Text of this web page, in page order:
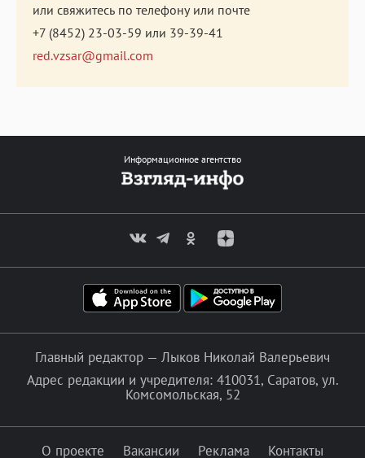
или свяжитесь по телефону или почте
+7 (8452) 23-03-59 или 39-39-41
red.vzsar@gmail.com
Информационное агентство
Главный редактор — Лыков Николай Валерьевич
Адрес редакции и учредителя: 410031, Саратов, ул.
Комсомольская, 52
О проекте Вакансии Реклама
Контакты